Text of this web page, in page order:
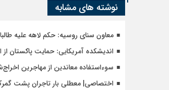
نوشته های مشابه
معاون سنای روسیه: حکم لاهه علیه
اندیشکده آمریکایی: حمایت پاکستان
سوءاستفاده معاندین از مهاجرین
اختصاصی| معطلی بار تاجران پشت گمرک